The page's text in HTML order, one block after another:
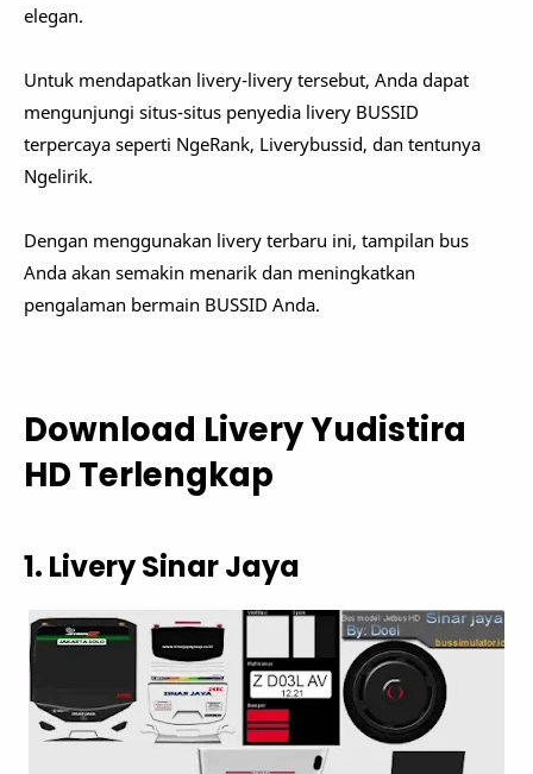
elegan.
Untuk mendapatkan livery-livery tersebut, Anda dapat
mengunjungi situs-situs penyedia livery BUSSID
terpercaya seperti NgeRank, Liverybussid, dan tentunya
Ngelirik.
Dengan menggunakan livery terbaru ini, tampilan bus
Anda akan semakin menarik dan meningkatkan
pengalaman bermain BUSSID Anda.
Download Livery Yudistira
HD Terlengkap
1. Livery Sinar Jaya